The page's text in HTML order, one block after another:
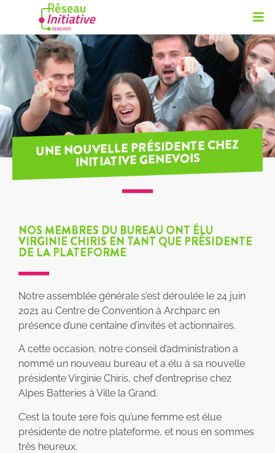
UNE NOUVELLE PRÉSIDENTE CHEZ
INITIATIVE GENEVOIS
NOS MEMBRES DU BUREAU ONT ÉLU
VIRGINIE CHIRIS EN TANT QUE PRÉSIDENTE
DE LA PLATEFORME
Notre assemblée générale s’est déroulée le 24 juin
2021 au Centre de Convention à Archparc en
présence d’une centaine d’invités et actionnaires.
A cette occasion, notre conseil d’administration a
nommé un nouveau bureau et a élu à sa nouvelle
présidente Virginie Chiris, chef d’entreprise chez
Alpes Batteries à Ville la Grand.
C’est la toute 1ere fois qu’une femme est élue
présidente de notre plateforme, et nous en sommes
très heureux.